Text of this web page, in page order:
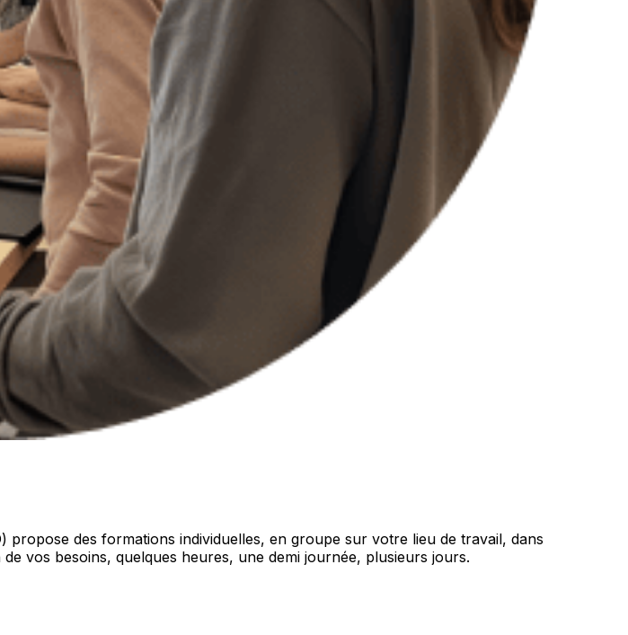
propose des formations individuelles, en groupe sur votre lieu de travail, dans
vos besoins, quelques heures, une demi journée, plusieurs jours.